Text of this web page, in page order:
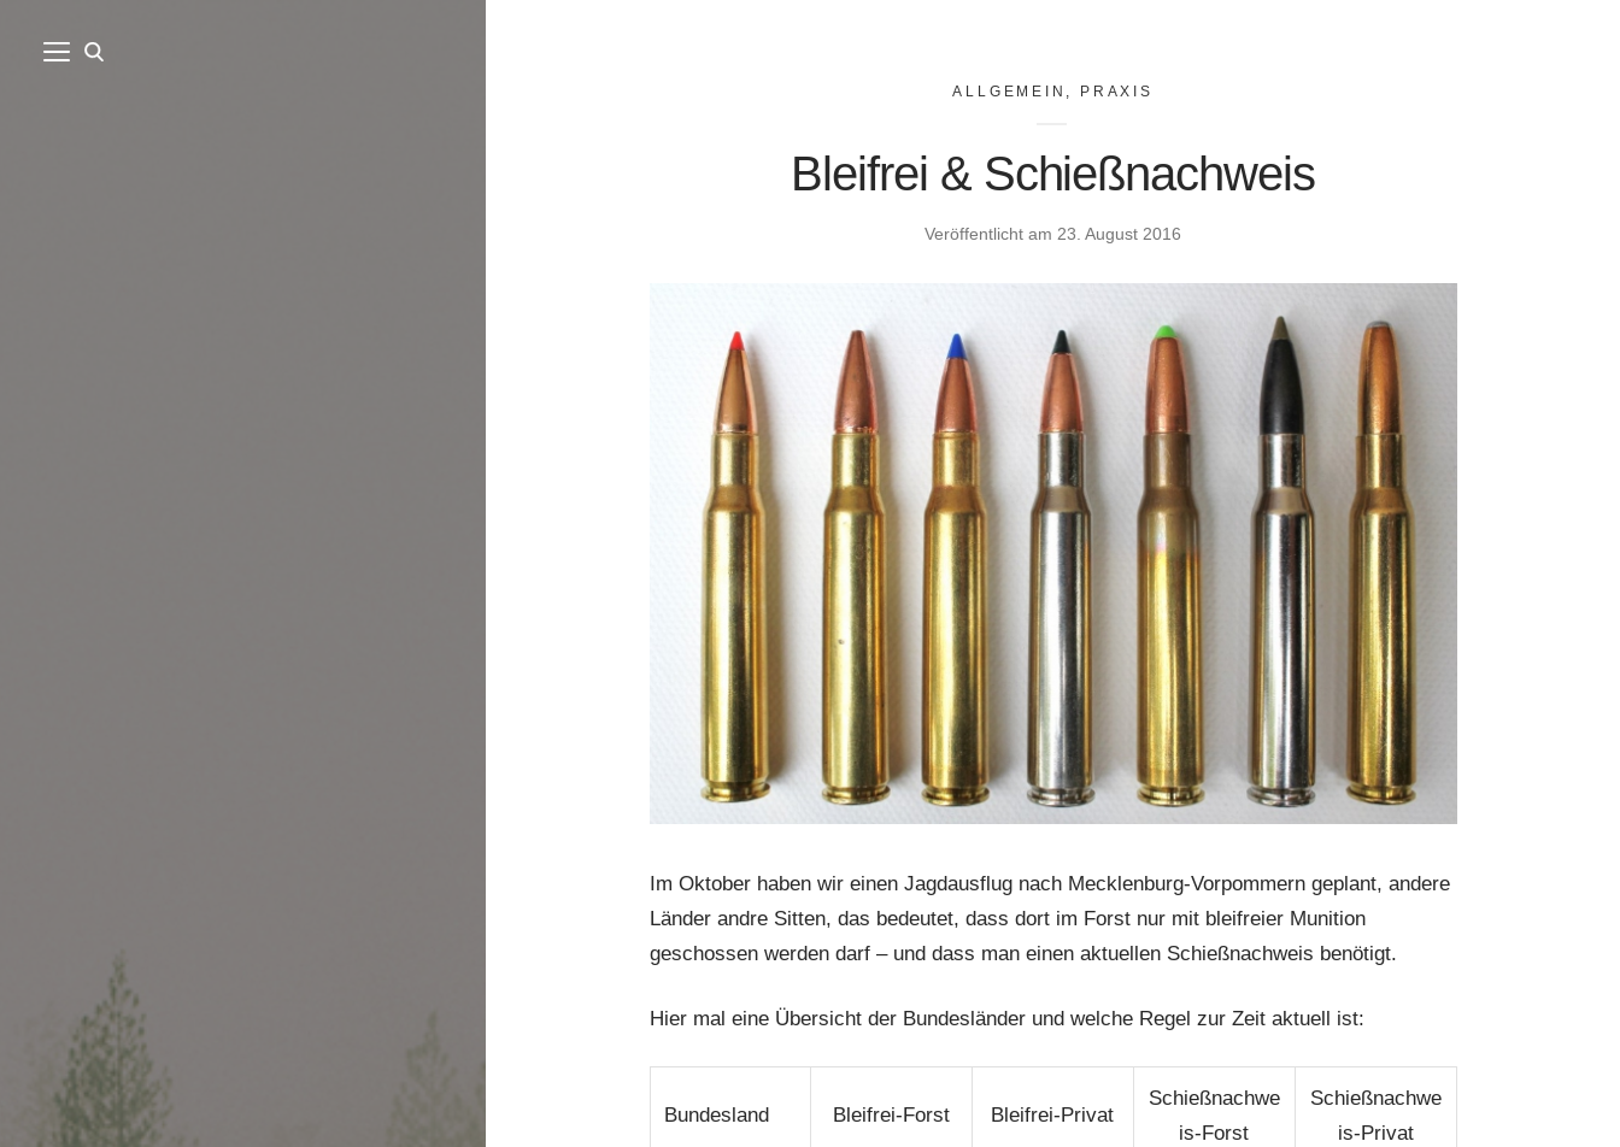
ALLGEMEIN , PRAXIS
Bleifrei & Schießnachweis
Veröffentlicht am 23. August 2016
Im Oktober haben wir einen Jagdausflug nach Mecklenburg-Vorpommern geplant, andere
Länder andre Sitten, das bedeutet, dass dort im Forst nur mit bleifreier Munition
geschossen werden darf – und dass man einen aktuellen Schießnachweis benötigt.
Hier mal eine Übersicht der Bundesländer und welche Regel zur Zeit aktuell ist:
Bundesland Bleifrei-Forst Bleifrei-Privat
Schießnachwe
is-Forst
Schießnachwe
is-Privat